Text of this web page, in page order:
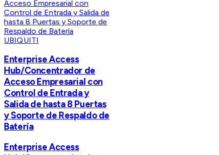
UBIQUITI
Enterprise Access
Hub/Concentrador de
Acceso Empresarial con
Control de Entrada y
Salida de hasta 8 Puertas
y Soporte de Respaldo de
Batería
Enterprise Access